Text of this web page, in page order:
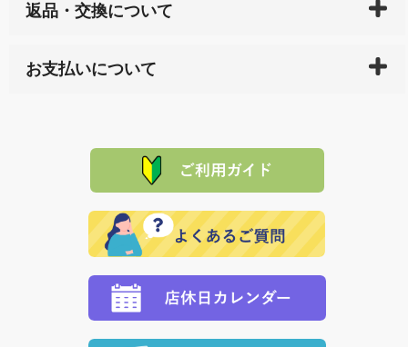
天ペイ」の方はご注文受付後）、 長崎県下全域に点在
サイト内で購入された商品の送料は、こちらの
全国送
れの生産メーカーからお客様の元へ直送いたしますの
で、 それぞれ個別に送料が必要になります。
返品・交換について
または配送途中の 事故などで不都合が生じている場合
品代金を返金いたします。）
その際は誠に申し訳ありませんが、当協会までご注文
願いいたします。
お支払いについて
た場合、お客様からの ご入金を確認した後で、商品を
※「クレジットカード」「PayPay」「楽天ペイ」を指
定された場合は、準備出来次第の便にてお送りいたし
ます。 （到着日指定をされている場合は、ご指定の日
程に合わせてお届けいたします。）